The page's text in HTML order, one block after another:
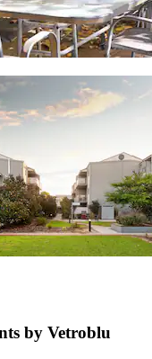
by Vetroblu